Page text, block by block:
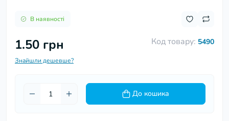
В наявності
Код товару: 5490
1.50 грн
Знайшли дешевше?
До кошика